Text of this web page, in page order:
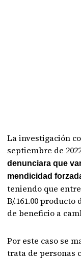
La investigación
septiembre de
denunciara que
mendicidad
teniendo que
B/.161.00
de beneficio a
Por este caso se
trata de personas